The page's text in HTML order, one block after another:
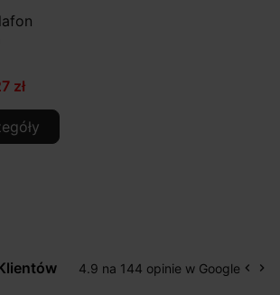
zł
4.9 na 144 opinie w Google keyboard_arrow_left keyboard_arrow_right